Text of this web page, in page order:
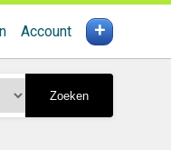
Account +
Zoeken